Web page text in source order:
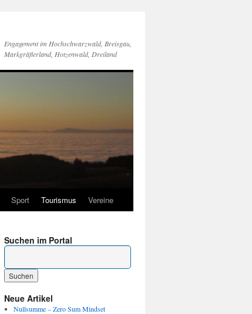
Engagement im Hochschwarzwald, Breisgau,
Markgräflerland, Hotzenwald, Dreiland
Sport Tourismus Vereine
Suchen im Portal
Neue Artikel
Nullsumme – Zero Sum Mindset